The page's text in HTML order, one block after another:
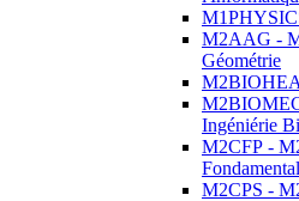
M2AAG -
Géométrie
Ingéniérie
M2CFP -
M2CPS -